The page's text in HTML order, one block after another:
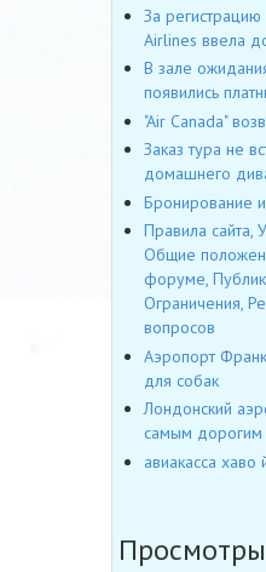
За
Airlines ввела
В зале
появились
"Air Canada"
Заказ тура не
домашнего
Бронирование и
Правила сайта,
Общие
форуме,
Ограничения,
вопросов
Аэропорт
для собак
Лондонский
самым дорогим
авиакасса хаво